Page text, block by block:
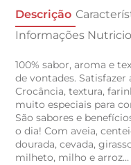
Descrição
Informações
100% sabor, aroma e
de vontades. Satisfazer
Crocância, textura,
muito especiais para
São sabores e
o dia! Com aveia,
dourada, cevada,
milheto, milho e arroz…